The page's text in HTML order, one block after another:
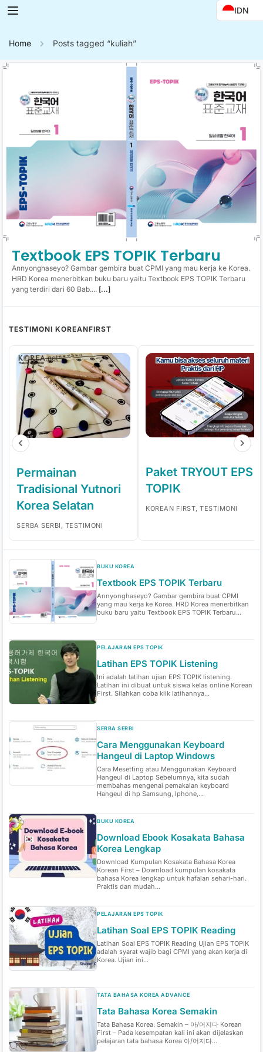
IDN
Home Posts tagged “kuliah”
Textbook EPS TOPIK Terbaru
Annyonghaseyo? Gambar gembira buat CPMI yang mau kerja ke Korea.
HRD Korea menerbitkan buku baru yaitu Textbook EPS TOPIK Terbaru
yang terdiri dari 60 Bab.... [...]
TESTIMONI KOREANFIRST
Permainan
Tradisional Yutnori
Korea Selatan
SERBA SERBI, TESTIMONI
Paket TRYOUT EPS
TOPIK
KOREAN FIRST, TESTIMONI
BUKU KOREA
Textbook EPS TOPIK Terbaru
Annyonghaseyo? Gambar gembira buat CPMI
yang mau kerja ke Korea. HRD Korea menerbitkan
buku baru yaitu Textbook EPS TOPIK Terbaru...
PELAJARAN EPS TOPIK
Latihan EPS TOPIK Listening
Ini adalah latihan ujian EPS TOPIK listening.
Latihan ini dibuat untuk siswa kelas online Korean
First. Silahkan coba klik latihannya...
SERBA SERBI
Cara Menggunakan Keyboard
Hangeul di Laptop Windows
Cara Mesetting atau Menggunakan Keyboard
Hangeul di Laptop Sebelumnya, kita sudah
membahas mengenai pemakaian keyboard
Hangeul di hp Samsung, Iphone,...
BUKU KOREA
Download Ebook Kosakata Bahasa
Korea Lengkap
Download Kumpulan Kosakata Bahasa Korea
Korean First – Download kumpulan kosakata
bahasa Korea lengkap untuk hafalan sehari-hari.
Praktis dan mudah...
PELAJARAN EPS TOPIK
Latihan Soal EPS TOPIK Reading
Latihan Soal EPS TOPIK Reading Ujian EPS TOPIK
adalah syarat wajib bagi CPMI yang akan kerja di
Korea. Ujian ini...
TATA BAHASA KOREA ADVANCE
Tata Bahasa Korea Semakin
Tata Bahasa Korea: Semakin – 아/어지다 Korean
First – Pada kesempatan kali ini akan dijelaskan
pelajaran tata bahasa Korea 아/어지다...